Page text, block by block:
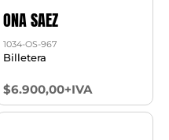
ONA SAEZ
1034-OS-967
Billetera
$6.900,00+IVA